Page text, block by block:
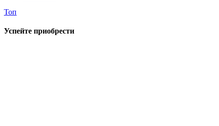
Топ
Успейте приобрести